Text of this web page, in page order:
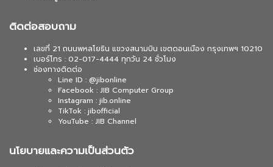
ติดต่อสอบถาม
เลขที่ 21 ถนนพหลโยธิน แขวงสนามบิน เขตดอนเมือง กรุงเทพฯ 10210
เบอร์โทร : 02-017-4444 ทุกวัน 24 ชั่วโมง
ช่องทางติดต่อ
Line ID : @jibonline
Facebook : JIB Computer Group
Instagram : jib.online
TikTok : jibofficial
YouTube : JIB Channel
นโยบายและความเป็นส่วนตัว